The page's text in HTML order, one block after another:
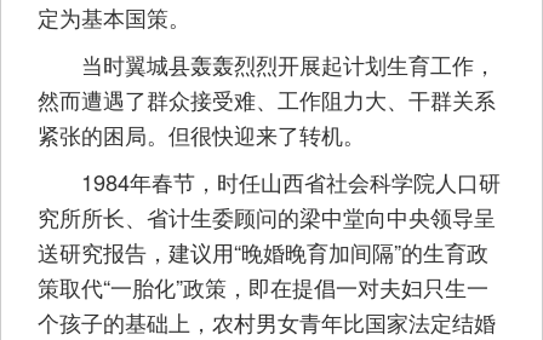
定为基本国策。
当时翼城县轰轰烈烈开展起计划生育工作，
然而遭遇了群众接受难、工作阻力大、干群关系
紧张的困局。但很快迎来了转机。
1984年春节，时任山西省社会科学院人口研
究所所长、省计生委顾问的梁中堂向中央领导呈
送研究报告，建议用“晚婚晚育加间隔”的生育政
策取代“一胎化”政策，即在提倡一对夫妇只生一
个孩子的基础上，农村男女青年比国家法定结婚